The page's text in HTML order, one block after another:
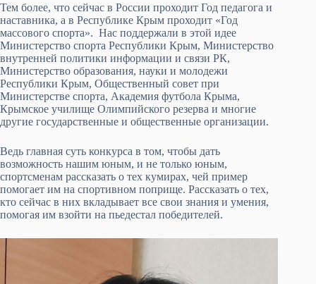
Тем более, что сейчас в России проходит Год педагога и
наставника, а в Республике Крым проходит «Год
массового спорта». Нас поддержали в этой идее
Министерство спорта Республики Крым, Министерство
внутренней политики информации и связи РК,
Министерство образования, науки и молодежи
Республики Крым, Общественный совет при
Министерстве спорта, Академия футбола Крыма,
Крымское училище Олимпийского резерва и многие
другие государственные и общественные организации.
Ведь главная суть конкурса в том, чтобы дать
возможность нашим юным, и не только юным,
спортсменам рассказать о тех кумирах, чей пример
помогает им на спортивном поприще. Рассказать о тех,
кто сейчас в них вкладывает все свои знания и умения,
помогая им взойти на пьедестал победителей.